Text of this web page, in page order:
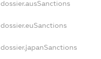
dossier.ausSanctions
dossier.euSanctions
dossier.japanSanctions